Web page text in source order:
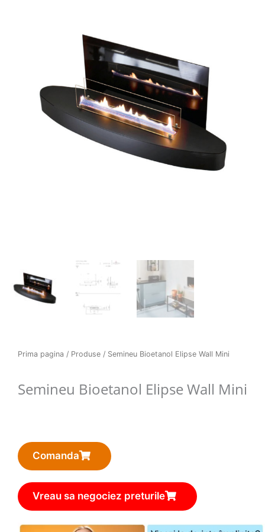
Prima pagina / Produse / Semineu Bioetanol Elipse Wall Mini
Semineu Bioetanol Elipse Wall Mini
Comanda
Vreau sa negociez preturile